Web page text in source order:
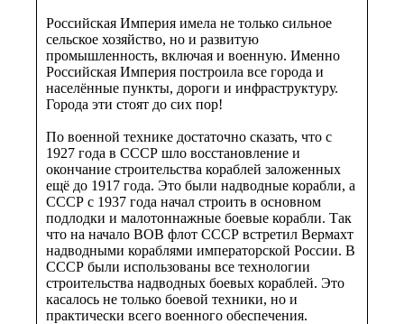
Российская Империя имела не только сильное
сельское хозяйство, но и развитую
промышленность, включая и военную. Именно
Российская Империя построила все города и
населённые пункты, дороги и инфраструктуру.
Города эти стоят до сих пор!
По военной технике достаточно сказать, что с
1927 года в СССР шло восстановление и
окончание строительства кораблей заложенных
ещё до 1917 года. Это были надводные корабли, а
СССР с 1937 года начал строить в основном
подлодки и малотоннажные боевые корабли. Так
что на начало ВОВ флот СССР встретил Вермахт
надводными кораблями императорской России. В
СССР были использованы все технологии
строительства надводных боевых кораблей. Это
касалось не только боевой техники, но и
практически всего военного обеспечения.